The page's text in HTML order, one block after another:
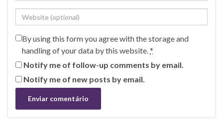
By using this form you agree with the storage and
handling of your data by this website.*
Notify me of follow-up comments by email.
Notify me of new posts by email.